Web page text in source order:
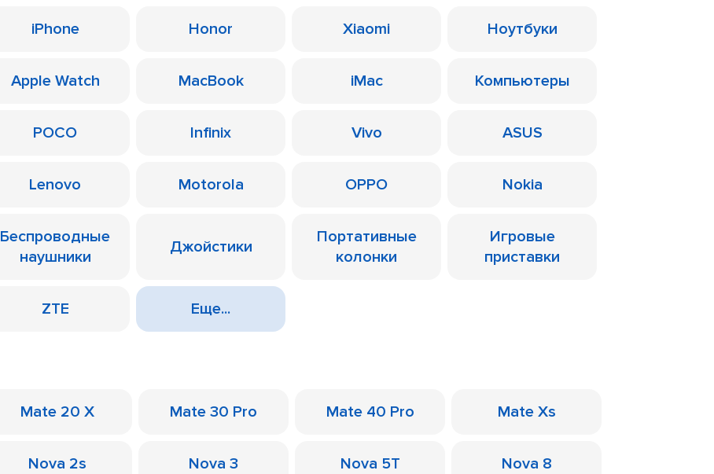
iPhone Honor Xiaomi Ноутбуки
Apple Watch MacBook iMac Компьютеры
POCO Infinix Vivo ASUS
Lenovo Motorola OPPO Nokia
Беспроводные
наушники
Джойстики
Портативные
колонки
Игровые
приставки
ZTE Еще...
Mate 20 X Mate 30 Pro Mate 40 Pro Mate Xs
Nova 2s Nova 3 Nova 5T Nova 8